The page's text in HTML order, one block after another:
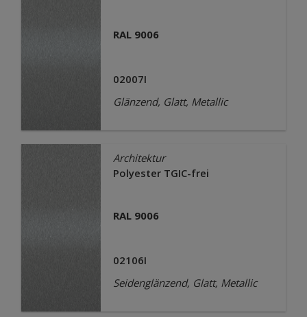
RAL 9006
02007I
Glänzend, Glatt, Metallic
Architektur
Polyester TGIC-frei
RAL 9006
02106I
Seidenglänzend, Glatt, Metallic